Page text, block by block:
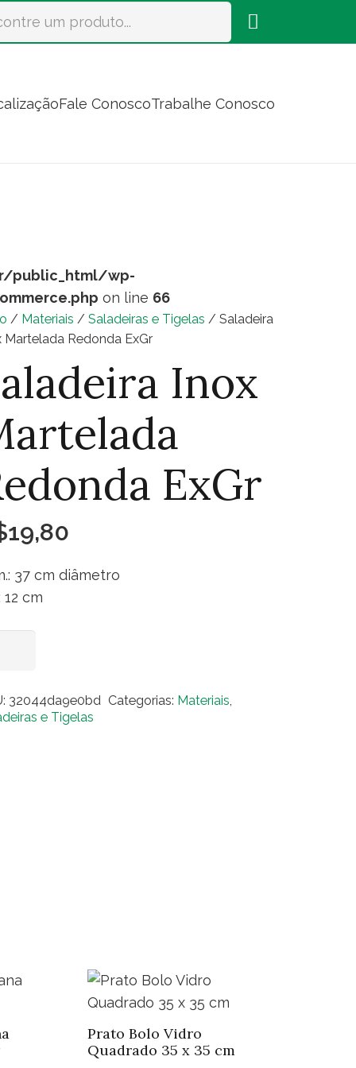
Fale ConoscoTrabalhe Conosco
public_html/wp-
on line 66
/ Materiais / Saladeiras e Tigelas / Saladeira
Martelada Redonda ExGr
Inox
ExGr
19,80
37 cm diâmetro
12 cm
32044da9e0bd Categorias: Materiais
e Tigelas
Prato Bolo Vidro
Quadrado 35 x 35 cm